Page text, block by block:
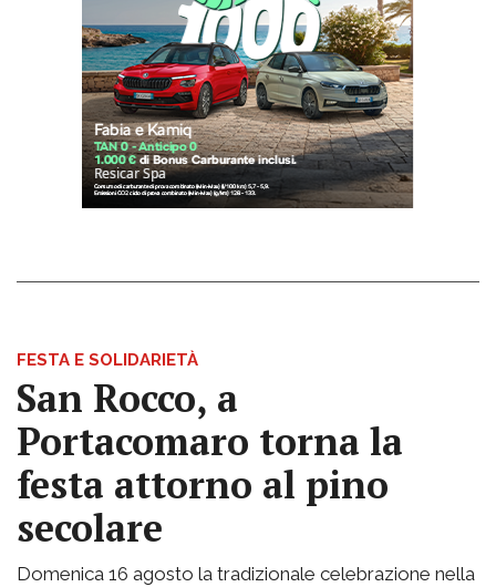
FESTA E SOLIDARIETÀ
San Rocco, a
Portacomaro torna la
festa attorno al pino
secolare
Domenica 16 agosto la tradizionale celebrazione nella